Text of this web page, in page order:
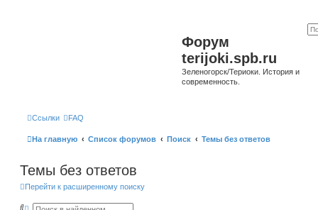
Форум
terijoki.spb.ru
Зеленогорск/Териоки. История и
современность.
Ссылки FAQ
На главную Список форумов Поиск Темы без ответов
Темы без ответов
Перейти к расширенному поиску
П Р